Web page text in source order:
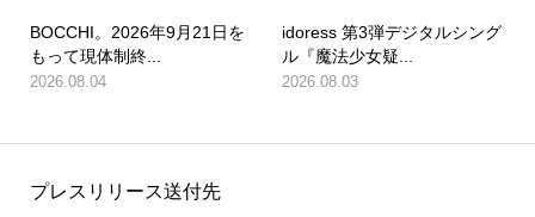
BOCCHI。2026年9月21日を
もって現体制終...
2026.08.04
idoress 第3弾デジタルシング
ル『魔法少女疑...
2026.08.03
プレスリリース送付先